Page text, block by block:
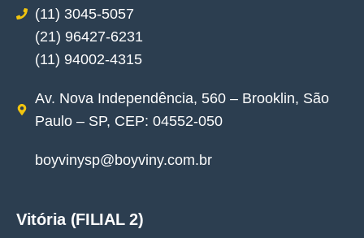
(11) 3045-5057
(21) 96427-6231
(11) 94002-4315
Av. Nova Independência, 560 – Brooklin, São
Paulo – SP, CEP: 04552-050
boyvinysp@boyviny.com.br
Vitória (FILIAL 2)